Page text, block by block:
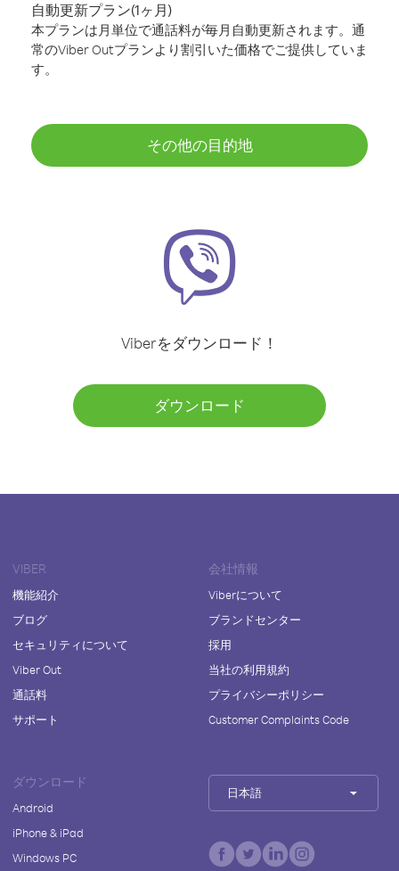
自動更新プラン(1ヶ月)
本プランは月単位で通話料が毎月自動更新されます。通
常のViber Outプランより割引いた価格でご提供していま
す。
その他の目的地
Viberをダウンロード！
ダウンロード
VIBER
機能紹介
ブログ
セキュリティについて
Viber Out
通話料
サポート
会社情報
Viberについて
ブランドセンター
採用
当社の利用規約
プライバシーポリシー
Customer Complaints Code
ダウンロード
Android
iPhone & iPad
Windows PC
日本語